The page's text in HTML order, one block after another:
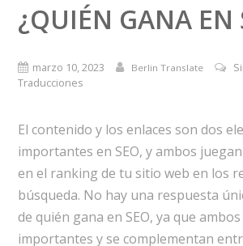
¿QUIÉN GANA EN
marzo 10, 2023 Berlin Translate
Traducciones
El contenido y los enlaces son dos
importantes en SEO, y ambos
en el ranking de tu sitio web en los
búsqueda. No hay una respuesta
de quién gana en SEO, ya que
importantes y se complementan